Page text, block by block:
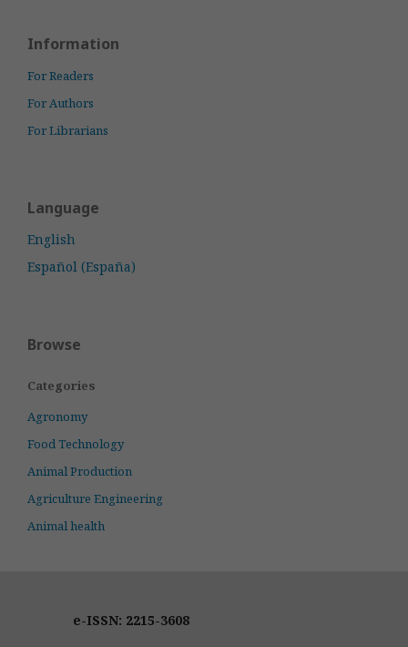
Information
For Readers
For Authors
For Librarians
Language
English
Español (España)
Browse
Categories
Agronomy
Food Technology
Animal Production
Agriculture Engineering
Animal health
e-ISSN: 2215-3608